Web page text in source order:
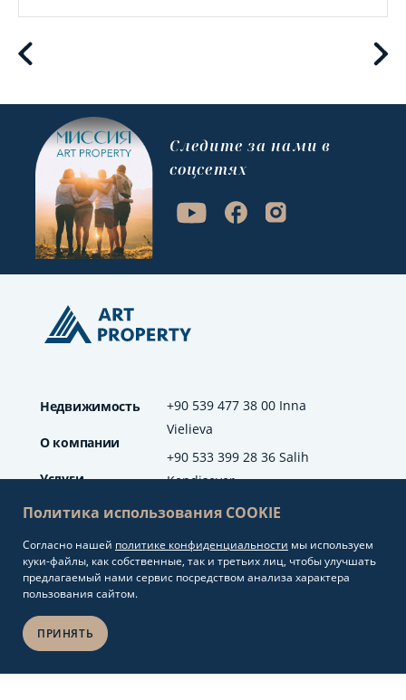
+90 539 477 38 00 Inna
Vielieva
+90 533 399 28 36 Salih
Kendisever
info@artproperty.net
Mahmutlar Mah.
Недвижимость
О компании
Услуги
Отзывы
Блог
Cледите за нами в
соцсетях
Политика использования COOKIE
Согласно нашей политике конфиденциальности мы используем
куки-файлы, как собственные, так и третьих лиц, чтобы улучшать
предлагаемый нами сервис посредством анализа характера
пользования сайтом.
ПРИНЯТЬ